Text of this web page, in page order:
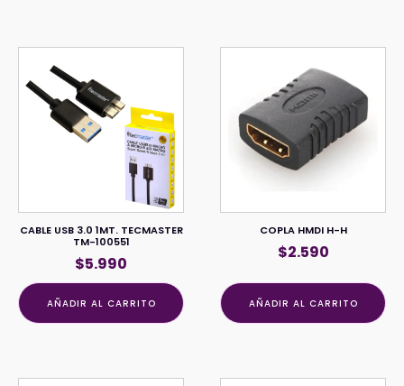
CABLE USB 3.0 1MT. TECMASTER
TM-100551
$5.990
AÑADIR AL CARRITO
COPLA HMDI H-H
$2.590
AÑADIR AL CARRITO